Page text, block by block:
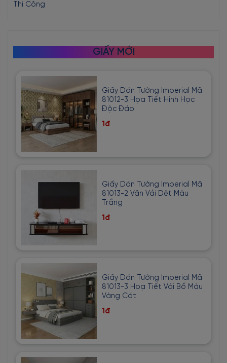
Thi Công
GIẤY MỚI
Giấy Dán Tường Imperial Mã
81012-3 Họa Tiết Hình Học
Độc Đáo
1đ
Giấy Dán Tường Imperial Mã
81013-2 Vân Vải Dệt Màu
Trắng
1đ
Giấy Dán Tường Imperial Mã
81013-3 Hoạ Tiết Vải Bố Màu
Vàng Cát
1đ